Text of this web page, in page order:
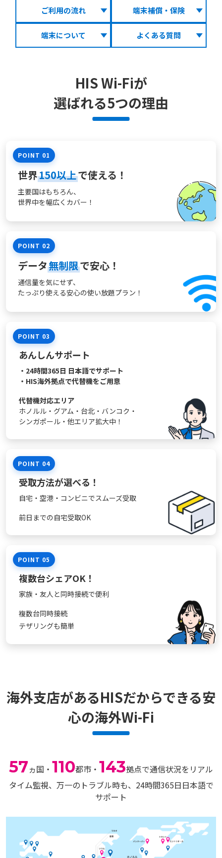
ご利用の流れ 端末補償・保険
端末について よくある質問
HIS Wi-Fiが
選ばれる5つの理由
POINT 01
世界150以上で使える！
主要国はもちろん、
世界中を幅広くカバー！
POINT 02
データ無制限で安心！
通信量を気にせず、
たっぷり使える安心の使い放題プラン！
POINT 03
あんしんサポート
・24時間365日 日本語でサポート
・HIS海外拠点で代替機をご用意
代替機対応エリア
ホノルル・グアム・台北・ バンコク・
シンガポール・ 他エリア拡大中！
POINT 04
受取方法が選べる！
自宅・空港・コンビニでスムーズ受取
前日までの自宅受取OK
POINT 05
複数台シェアOK！
家族・友人と同時接続で便利
複数台同時接続
テザリングも簡単
海外支店があるHISだからできる安
心の海外Wi-Fi
57ヵ国・ 110都市・ 143拠点で通信状況をリアル
タイム監視、 万一のトラブル時も、24時間365日日本語で
サポート